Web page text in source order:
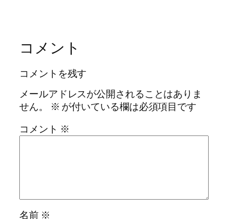
コメント
コメントを残す
メールアドレスが公開されることはありま
せん。
※ が付いている欄は必須項目です
コメント ※
名前 ※